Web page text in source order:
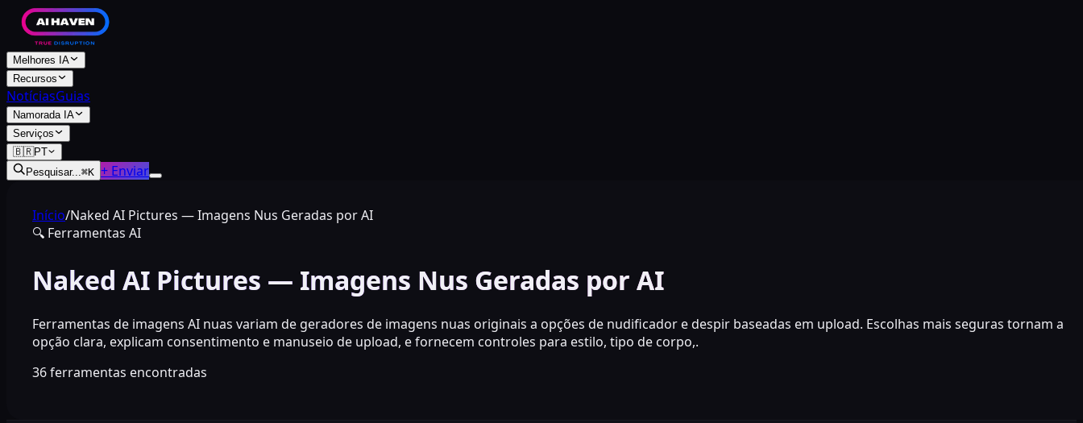
Melhores IA
Recursos
NotíciasGuias
Namorada IA
Serviços
🇧🇷PT
Pesquisar...⌘K + Enviar
Início/Naked AI Pictures — Imagens Nus Geradas por AI
🔍 Ferramentas AI
Naked AI Pictures — Imagens Nus Geradas por AI
Ferramentas de imagens AI nuas variam de geradores de imagens nuas originais a opções de nudificador e despir baseadas em upload. Escolhas mais seguras tornam a
opção clara, explicam consentimento e manuseio de upload, e fornecem controles para estilo, tipo de corpo,.
36ferramentas encontradas